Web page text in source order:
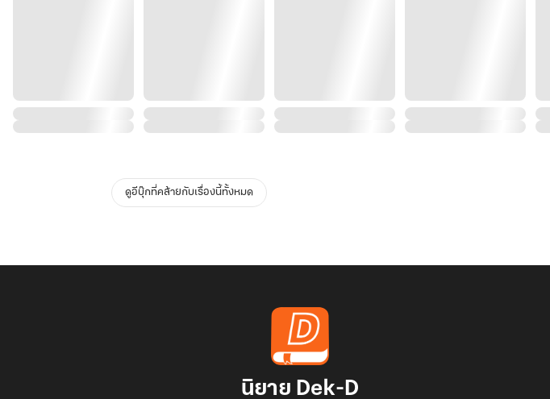
ดูอีบุ๊กที่คล้ายกับเรื่องนี้ทั้งหมด
นิยาย Dek-D